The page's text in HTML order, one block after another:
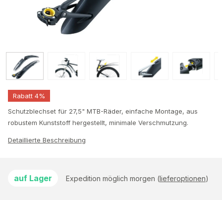
Rabatt 4%
Schutzblechset für 27,5" MTB-Räder, einfache Montage, aus
robustem Kunststoff hergestellt, minimale Verschmutzung.
Detaillierte Beschreibung
auf Lager Expedition möglich morgen (lieferoptionen)